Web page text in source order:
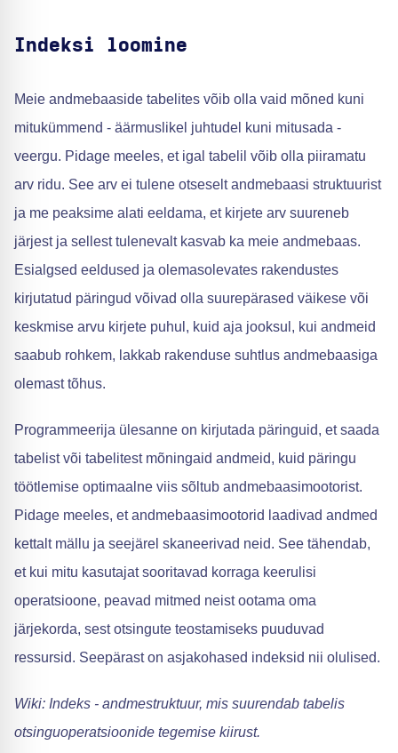
Indeksi loomine
Meie andmebaaside tabelites võib olla vaid mõned kuni
mitukümmend - äärmuslikel juhtudel kuni mitusada -
veergu. Pidage meeles, et igal tabelil võib olla piiramatu
arv ridu. See arv ei tulene otseselt andmebaasi struktuurist
ja me peaksime alati eeldama, et kirjete arv suureneb
järjest ja sellest tulenevalt kasvab ka meie andmebaas.
Esialgsed eeldused ja olemasolevates rakendustes
kirjutatud päringud võivad olla suurepärased väikese või
keskmise arvu kirjete puhul, kuid aja jooksul, kui andmeid
saabub rohkem, lakkab rakenduse suhtlus andmebaasiga
olemast tõhus.
Programmeerija ülesanne on kirjutada päringuid, et saada
tabelist või tabelitest mõningaid andmeid, kuid päringu
töötlemise optimaalne viis sõltub andmebaasimootorist.
Pidage meeles, et andmebaasimootorid laadivad andmed
kettalt mällu ja seejärel skaneerivad neid. See tähendab,
et kui mitu kasutajat sooritavad korraga keerulisi
operatsioone, peavad mitmed neist ootama oma
järjekorda, sest otsingute teostamiseks puuduvad
ressursid. Seepärast on asjakohased indeksid nii olulised.
Wiki: Indeks - andmestruktuur, mis suurendab tabelis
otsinguoperatsioonide tegemise kiirust.